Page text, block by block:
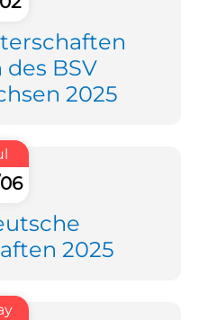
BSV
2025
2025